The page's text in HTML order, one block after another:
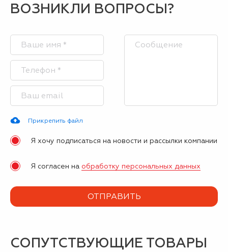
ВОЗНИКЛИ ВОПРОСЫ?
Прикрепить файл
Я хочу подписаться на новости и рассылки компании
Я согласен на обработку персональных данных
СОПУТСТВУЮЩИЕ ТОВАРЫ